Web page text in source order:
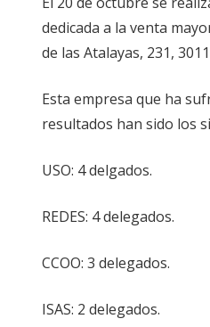
dedicada a la venta
de las Atalayas, 231,
Esta empresa que ha
resultados han sido los
USO: 4 delgados.
REDES: 4 delegados.
CCOO: 3 delegados.
ISAS: 2 delegados.